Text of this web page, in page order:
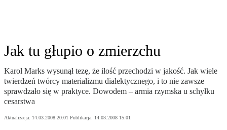
Jak tu głupio o zmierzchu
Karol Marks wysunął tezę, że ilość przechodzi w jakość. Jak wiele
twierdzeń twórcy materializmu dialektycznego, i to nie zawsze
sprawdzało się w praktyce. Dowodem – armia rzymska u schyłku
cesarstwa
Aktualizacja: 14.03.2008 20:01 Publikacja: 14.03.2008 15:01